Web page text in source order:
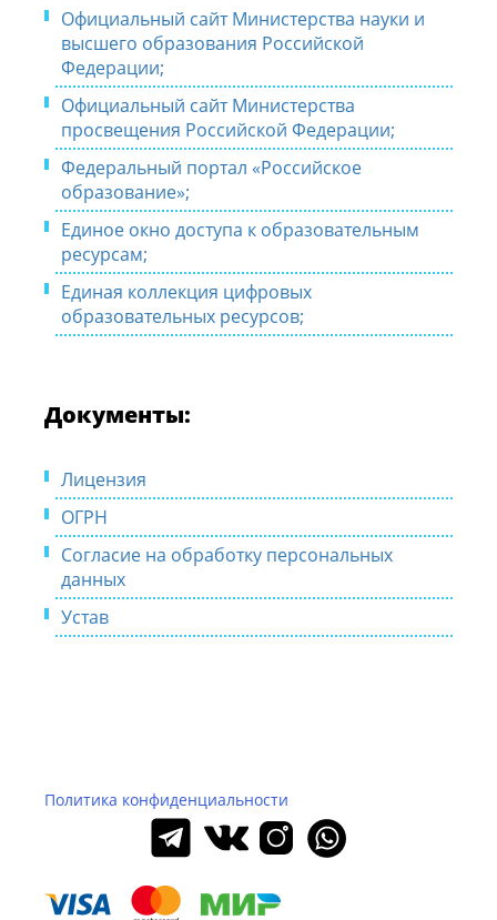
Официальный сайт Министерства науки и
высшего образования Российской
Федерации;
Официальный сайт Министерства
просвещения Российской Федерации;
Федеральный портал «Российское
образование»;
Единое окно доступа к образовательным
ресурсам;
Единая коллекция цифровых
образовательных ресурсов;
Документы:
Лицензия
ОГРН
Согласие на обработку персональных
данных
Устав
Политика конфиденциальности